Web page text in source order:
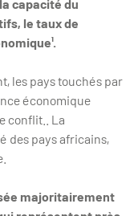
capacité du
le taux de
les pays touchés par
économique
conflit.. La
des pays africains,
majoritairement